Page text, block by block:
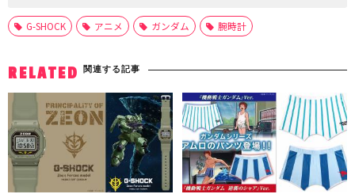
G-SHOCK アニメ ガンダム 腕時計
RELATED 関連する記事